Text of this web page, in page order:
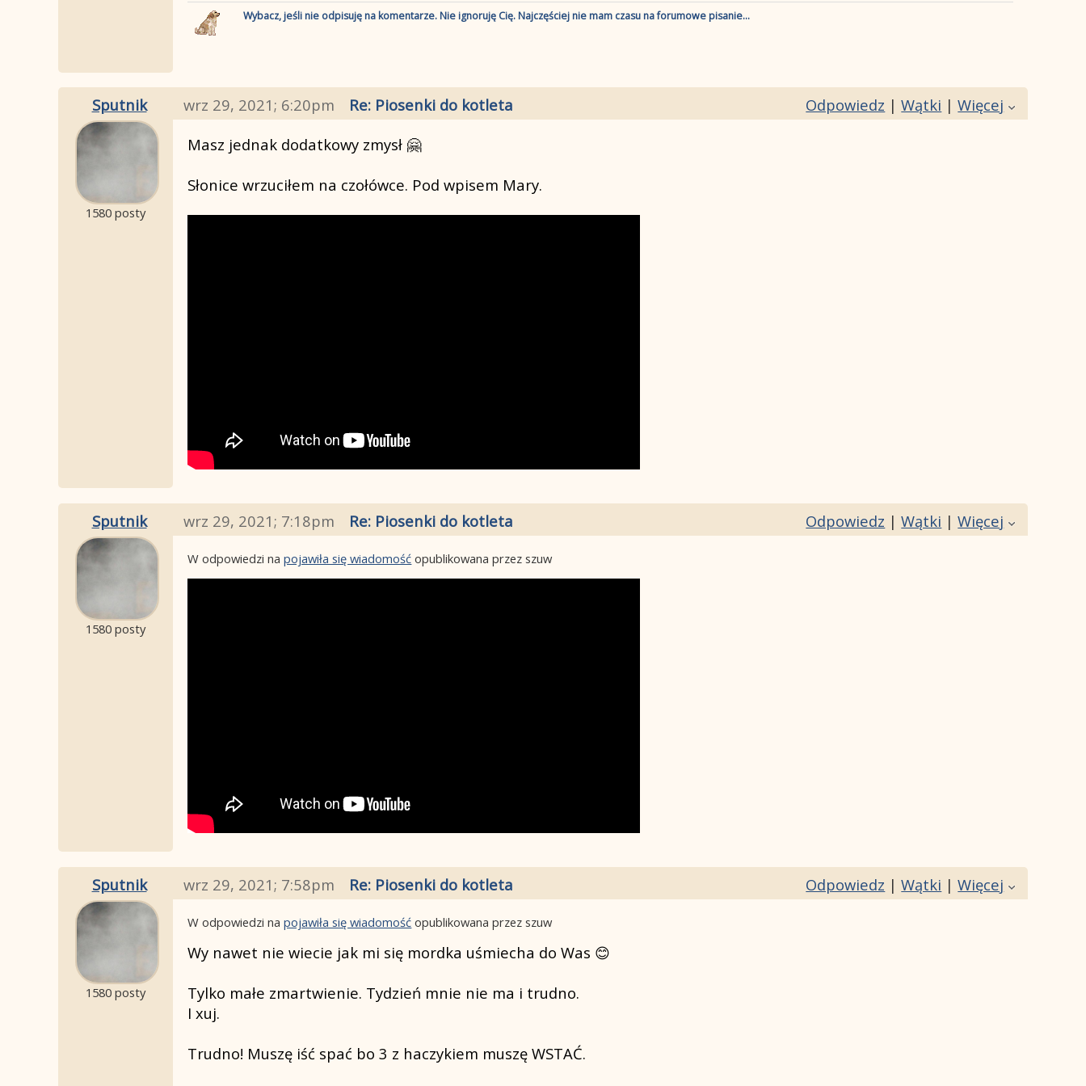
Wybacz, jeśli nie odpisuję na komentarze. Nie ignoruję Cię. Najczęściej nie mam czasu na forumowe pisanie...
Sputnik Odpowiedz |Wątki |Więcej
wrz 29, 2021; 6:20pm Re: Piosenki do kotleta
1580 posty
Masz jednak dodatkowy zmysł 🤗
Słonice wrzuciłem na czołówce. Pod wpisem Mary.
Sputnik Odpowiedz |Wątki |Więcej
wrz 29, 2021; 7:18pm Re: Piosenki do kotleta
1580 posty
W odpowiedzi napojawiła się wiadomość opublikowana przez szuw
Sputnik Odpowiedz |Wątki |Więcej
wrz 29, 2021; 7:58pm Re: Piosenki do kotleta
1580 posty
W odpowiedzi napojawiła się wiadomość opublikowana przez szuw
Wy nawet nie wiecie jak mi się mordka uśmiecha do Was 😊
Tylko małe zmartwienie. Tydzień mnie nie ma i trudno.
I xuj.
Trudno! Muszę iść spać bo 3 z haczykiem muszę WSTAĆ.